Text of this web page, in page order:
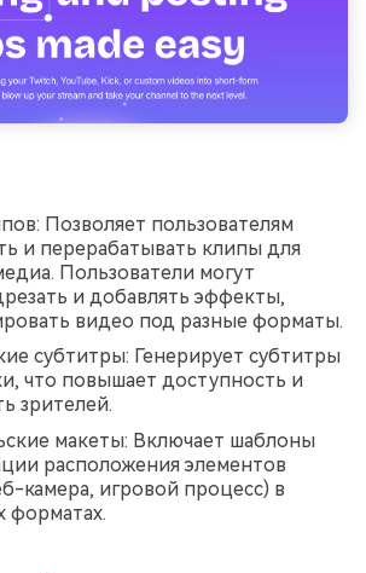
Позволяет пользователям
и перерабатывать клипы для
Пользователи могут
и добавлять эффекты,
видео под разные форматы.
субтитры: Генерирует субтитры
что повышает доступность и
зрителей.
макеты: Включает шаблоны
расположения элементов
камера, игровой процесс) в
форматах.